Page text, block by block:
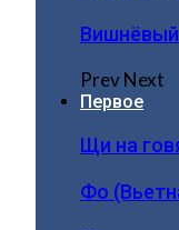
Вишнёвый
PrevNext
Первое
Щи на
Фо